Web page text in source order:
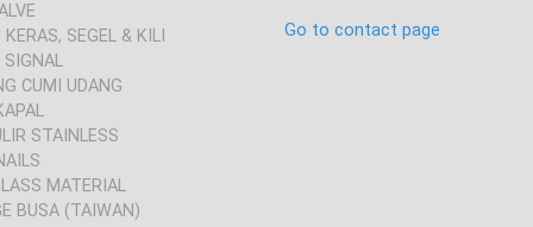
SEGEL & KILI
SIGNAL
CUMI UDANG
STAINLESS
MATERIAL
BUSA (TAIWAN)
Go to contact page